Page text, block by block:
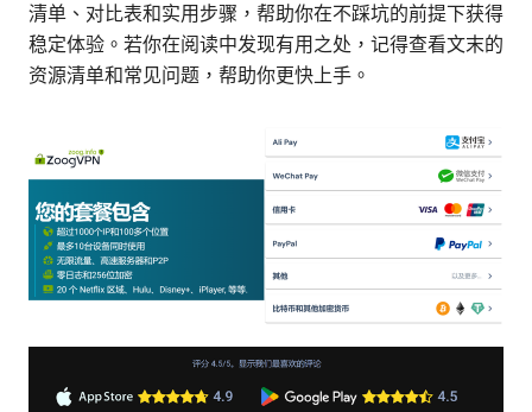
清单、对比表和实用步骤，帮助你在不踩坑的前提下获得
稳定体验。若你在阅读中发现有用之处，记得查看文末的
资源清单和常见问题，帮助你更快上手。